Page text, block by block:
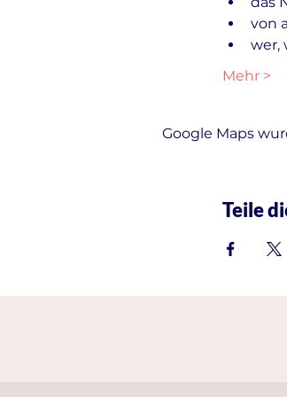
von
wer,
Mehr >
Google Maps
Teile